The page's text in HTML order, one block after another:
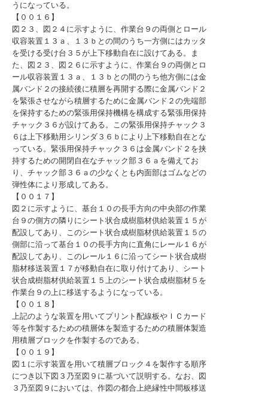
うになっている。
【００１６】
図２３、図２４に示すように、作業台９の両側とロール
収容装置１３ａ、１３ｂとの間のうち一方側にはカッタ
を受ける受け台３５が上下移動自在に設けてある。ま
た、図２３、図２６に示すように、作業台９の両側とロ
ール収容装置１３ａ、１３ｂとの間のうち他方側には金
属バンド２の接続後に積層を再開する際に金属バンド２
を緊張させながら積層するために金属バンド２の先端部
を保持するための緊張用保持機構を構成する緊張用保持
チャック３６が設けてある。この緊張用保持チャック３
６は上下移動用シリンダ３６ｂにより上下移動自在とな
っている。緊張用保持チャック３６は金属バンド２を挟
持するための開閉自在なチャック部３６ａを備えてお
り、チャック部３６ａの少なくとも内面部はゴムなどの
弾性体により形成してある。
【００１７】
図２に示すように、基台１０の長手方向の中央部の作業
台９の側方の隣りにシート状合成樹脂材供給装置１５が
配設してあり、このシート状合成樹脂材供給装置１５の
側部に沿って基台１０の長手方向に直角にレール１６が
配設してあり、このレール１６に沿ってシート状合成樹
脂材移送装置１７が移動自在に取り付けてあり、シート
状合成樹脂材供給装置１５上のシート状合成樹脂材５を
作業台９の上に移送するようになっている。
【００１８】
上記のような装置を用いてプリント配線板やＩＣカード
等を作製するための積層体を製造するための積層体製造
用積層ブロックを作製するのである。
【００１９】
図１に示す装置を用いて積層ブロック４を製作する順序
につき以下図３乃至図９に基づいて説明する。なお、図
３乃至図９においては、作図の都合上絶縁性中間板移送